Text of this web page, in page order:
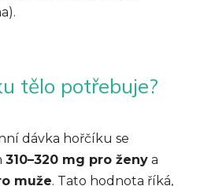
tělo potřebuje?
dávka hořčíku se
310–320 mg pro ženya
muže. Tato hodnota říká,